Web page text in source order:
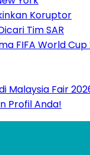
Koruptor
Tim SAR
FIFA World
Malaysia Fair
Profil Anda!